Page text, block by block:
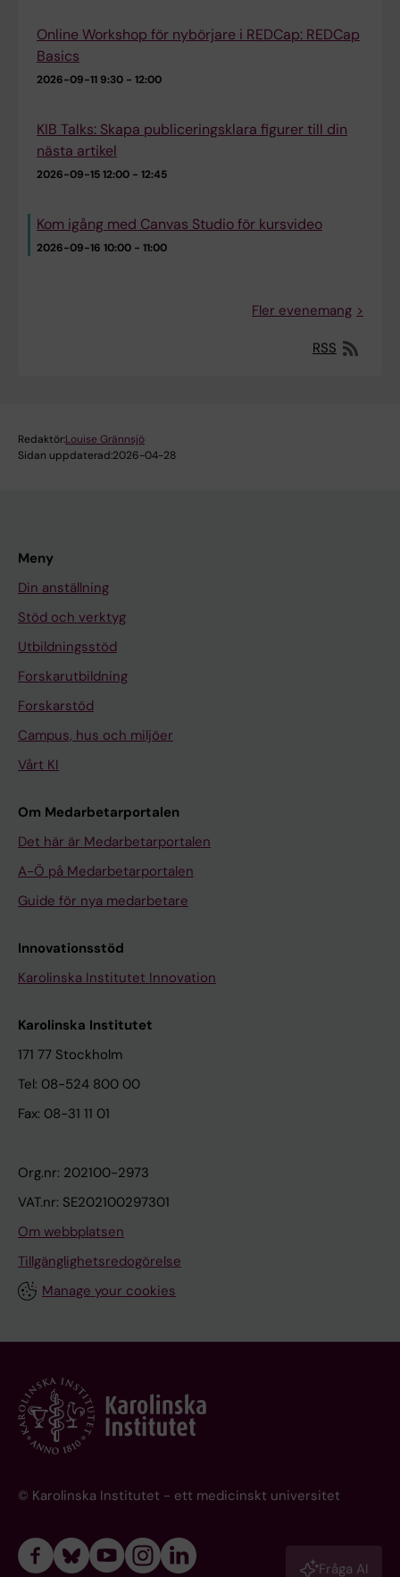
Online Workshop för nybörjare i REDCap: REDCap
Basics
2026-09-11 9:30 - 12:00
KIB Talks: Skapa publiceringsklara figurer till din
nästa artikel
2026-09-1512:00 - 12:45
Kom igång med Canvas Studio för kursvideo
2026-09-16 10:00 - 11:00
Fler evenemang
RSS
Redaktör:Louise Grännsjö
Sidan uppdaterad:2026-04-28
Meny
Din anställning
Stöd och verktyg
Utbildningsstöd
Forskarutbildning
Forskarstöd
Campus, hus och miljöer
Vårt KI
Om Medarbetarportalen
Det här är Medarbetarportalen
A-Ö på Medarbetarportalen
Guide för nya medarbetare
Innovationsstöd
Karolinska Institutet Innovation
Karolinska Institutet
171 77 Stockholm
Tel: 08-524 800 00
Fax: 08-31 11 01
Org.nr: 202100-2973
VAT.nr: SE202100297301
Om webbplatsen
Tillgänglighetsredogörelse
Manage your cookies
© Karolinska Institutet - ett medicinskt universitet
Fråga AI